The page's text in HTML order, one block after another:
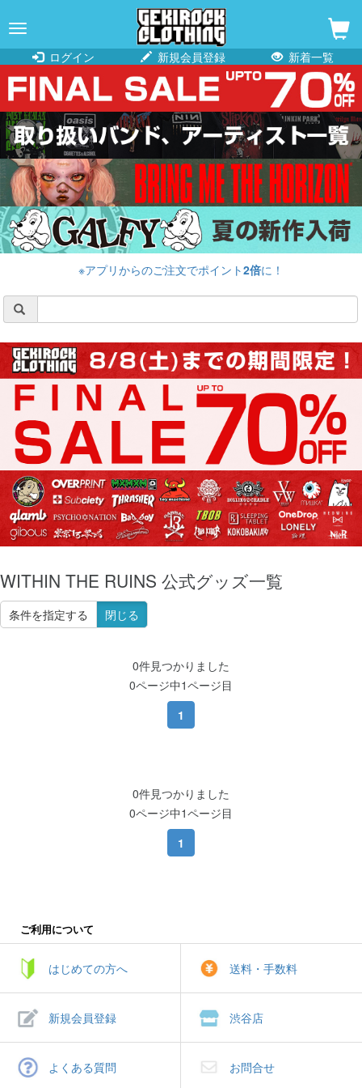
navigation
ログイン
新規会員登録 新着一覧
※アプリからのご注文でポイント2倍に！
WITHIN THE RUINS 公式グッズ一覧
条件を指定する 閉じる
0件見つかりました
0ページ中1ページ目
1
0件見つかりました
0ページ中1ページ目
1
ご利用について
はじめての方へ 送料・手数料
新規会員登録 渋谷店
よくある質問 お問合せ